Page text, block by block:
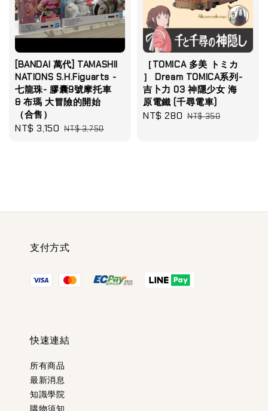
[BANDAI 萬代] TAMASHII
NATIONS S.H.Figuarts -
七龍珠- 膠囊9號摩托車
& 布瑪 大冒險的開始
（合售）
Sale
NT$ 3,150 Regular
NT$ 3,750
［TOMICA 多美 トミカ
］ Dream TOMICA系列-
吉卜力 03 神隱少女 海
原電鐵 (千尋電車)
Sale
NT$ 280 Regular
NT$ 350
支付方式
快速連結
所有商品
最新消息
知識學院
購物須知